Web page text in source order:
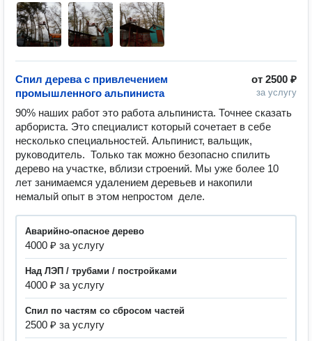
от 2500 ₽
за услугу
Спил дерева с привлечением
промышленного альпиниста
90% наших работ это работа альпиниста. Точнее сказать
арбориста. Это специалист который сочетает в себе
несколько специальностей. Альпинист, вальщик,
руководитель.  Только так можно безопасно спилить
дерево на участке, вблизи строений. Мы уже более 10
лет занимаемся удалением деревьев и накопили
немалый опыт в этом непростом  деле.
Аварийно-опасное дерево
4000 ₽ за услугу
Над ЛЭП / трубами / постройками
4000 ₽ за услугу
Спил по частям со сбросом частей
2500 ₽ за услугу